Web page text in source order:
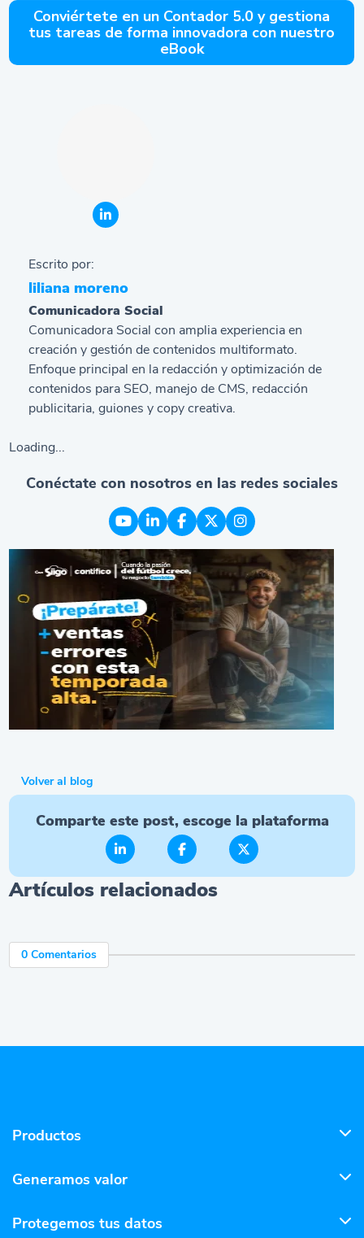
Escrito por:
liliana moreno
Comunicadora Social
Comunicadora Social con amplia experiencia en
creación y gestión de contenidos multiformato.
Enfoque principal en la redacción y optimización de
contenidos para SEO, manejo de CMS, redacción
publicitaria, guiones y copy creativa.
Loading...
Conéctate con nosotros en las redes sociales
Volver al blog
Comparte este post, escoge la plataforma
Artículos relacionados
0 Comentarios
Productos
Generamos valor
Protegemos tus datos